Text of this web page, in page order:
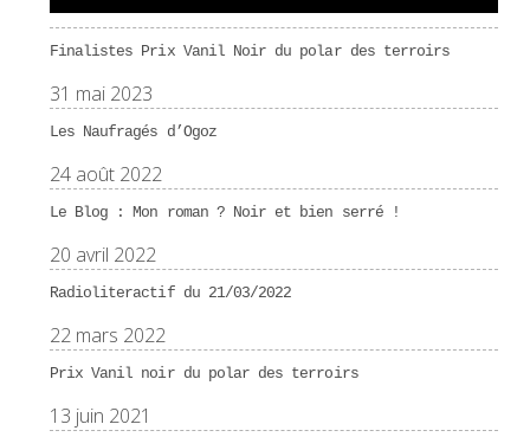
Finalistes Prix Vanil Noir du polar des terroirs
31 mai 2023
Les Naufragés d’Ogoz
24 août 2022
Le Blog : Mon roman ? Noir et bien serré !
20 avril 2022
Radioliteractif du 21/03/2022
22 mars 2022
Prix Vanil noir du polar des terroirs
13 juin 2021